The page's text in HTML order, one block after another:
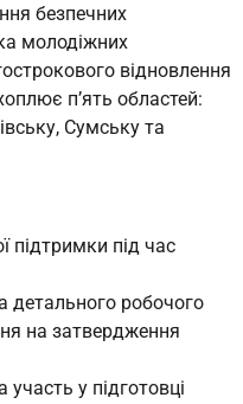
безпечних
молодіжних
відновлення
п’ять областей:
Сумську та
підтримки під час
детального робочого
на затвердження
участь у підготовці